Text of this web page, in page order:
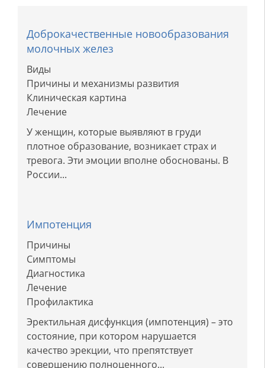
Доброкачественные новообразования
молочных желез
Виды
Причины и механизмы развития
Клиническая картина
Лечение
У женщин, которые выявляют в груди
плотное образование, возникает страх и
тревога. Эти эмоции вполне обоснованы. В
России...
Импотенция
Причины
Симптомы
Диагностика
Лечение
Профилактика
Эректильная дисфункция (импотенция) – это
состояние, при котором нарушается
качество эрекции, что препятствует
совершению полноценного...